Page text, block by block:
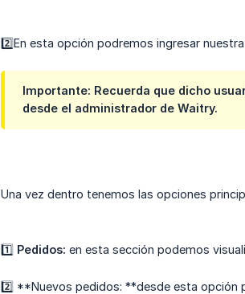
2️⃣En esta opción podremos ingresar
Importante: Recuerda que dicho
desde el administrador de Waitry.
Una vez dentro tenemos las opciones
1️⃣ Pedidos: en esta sección podemos
2️⃣​ **Nuevos pedidos: **desde esta opción